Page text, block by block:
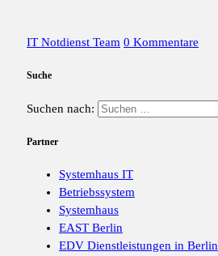
IT Notdienst Team 0 Kommentare
Suche
Suchen nach:
Partner
Systemhaus IT
Betriebssystem
Systemhaus
EAST Berlin
EDV Dienstleistungen in Berlin